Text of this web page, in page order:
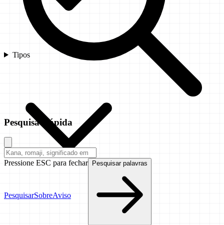
Tipos
PesquisarSobreAviso
Pesquisa Rápida
Pressione ESC para fechar Pesquisar palavras